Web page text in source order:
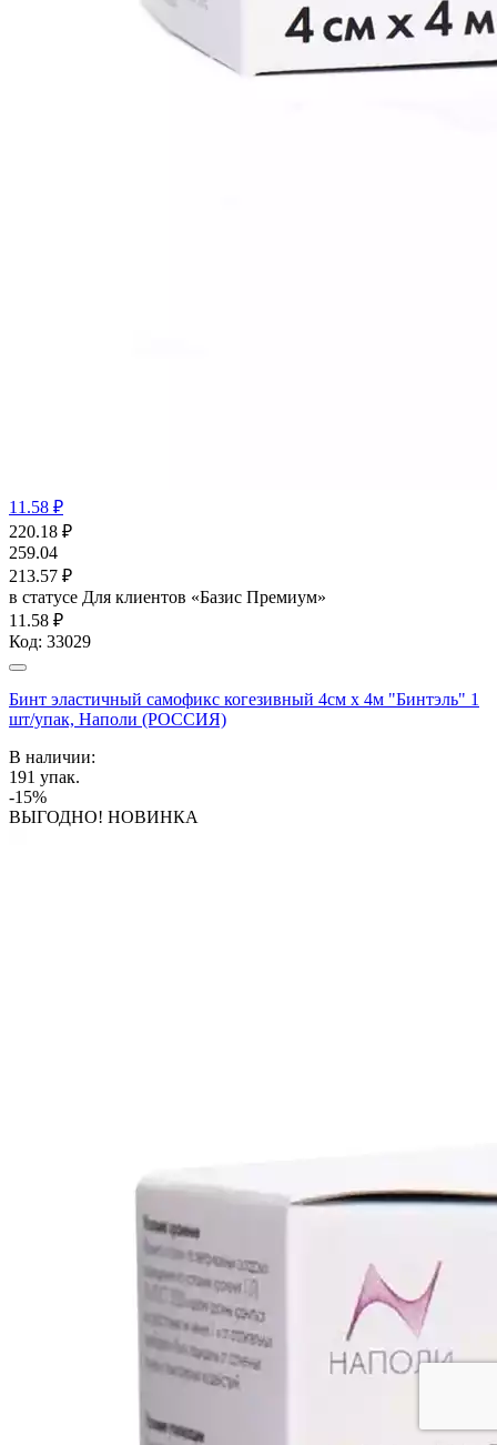
11.58 ₽
220.18 ₽
259.04
213.57 ₽
в статусе Для клиентов «Базис Премиум»
11.58 ₽
Код: 33029
Бинт эластичный самофикс когезивный 4см х 4м "Бинтэль" 1
шт/упак, Наполи (РОССИЯ)
В наличии:
191 упак.
-15%
ВЫГОДНО! НОВИНКА